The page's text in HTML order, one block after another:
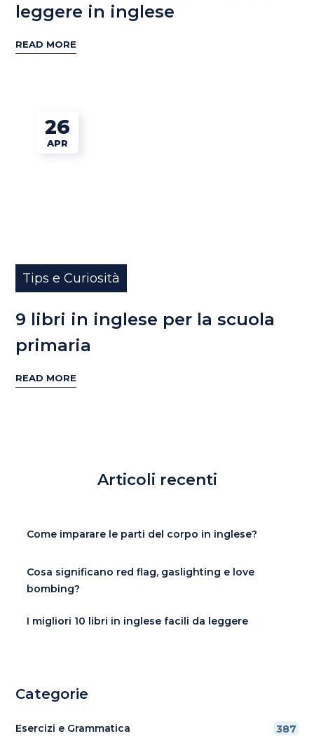
leggere in inglese
READ MORE
26
APR
Tips e Curiosità
9 libri in inglese per la scuola
primaria
READ MORE
Articoli recenti
Come imparare le parti del corpo in inglese?
Cosa significano red flag, gaslighting e love
bombing?
I migliori 10 libri in inglese facili da leggere
Categorie
Esercizi e Grammatica 387